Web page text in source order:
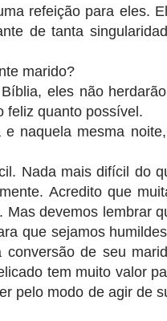
refeição para eles.
de tanta
marido?
eles não
feliz quanto possível.
e naquela mesma
Nada mais difícil do
Acredito que
Mas devemos lembrar
que sejamos
conversão de seu
tem muito valor
pelo modo de agir de